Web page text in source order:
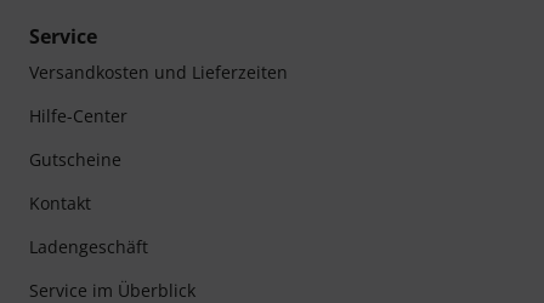
Service
Versandkosten und Lieferzeiten
Hilfe-Center
Gutscheine
Kontakt
Ladengeschäft
Service im Überblick